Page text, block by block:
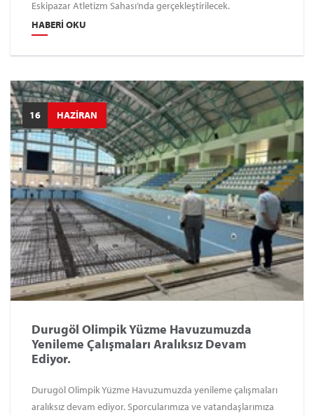
Eskipazar Atletizm Sahası’nda gerçekleştirilecek.
HABERI OKU
16 HAZİRAN
Durugöl Olimpik Yüzme Havuzumuzda
Yenileme Çalışmaları Aralıksız Devam
Ediyor.
Durugöl Olimpik Yüzme Havuzumuzda yenileme çalışmaları
aralıksız devam ediyor. Sporcularımıza ve vatandaşlarımıza